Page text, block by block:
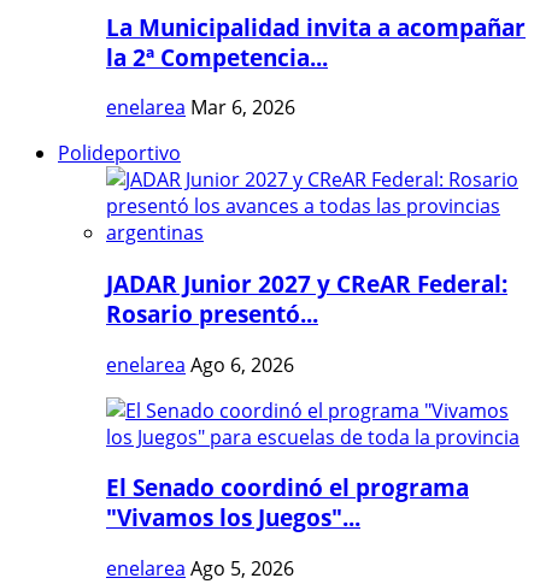
La Municipalidad invita a acompañar
la 2ª Competencia...
enelarea Mar 6, 2026
Polideportivo
JADAR Junior 2027 y CReAR Federal:
Rosario presentó...
enelarea Ago 6, 2026
El Senado coordinó el programa
"Vivamos los Juegos"...
enelarea Ago 5, 2026